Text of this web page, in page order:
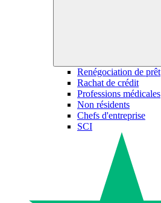
Renégociation de prêt
Rachat de crédit
Professions médicales
Non résidents
Chefs d'entreprise
SCI